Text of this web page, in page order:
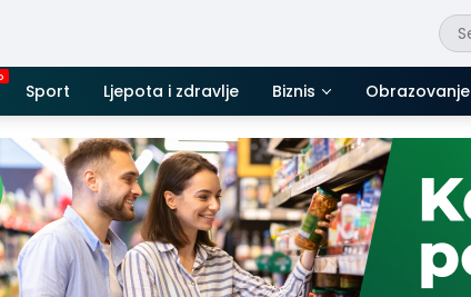
Sport Ljepota i zdravlje Biznis Obrazovanje